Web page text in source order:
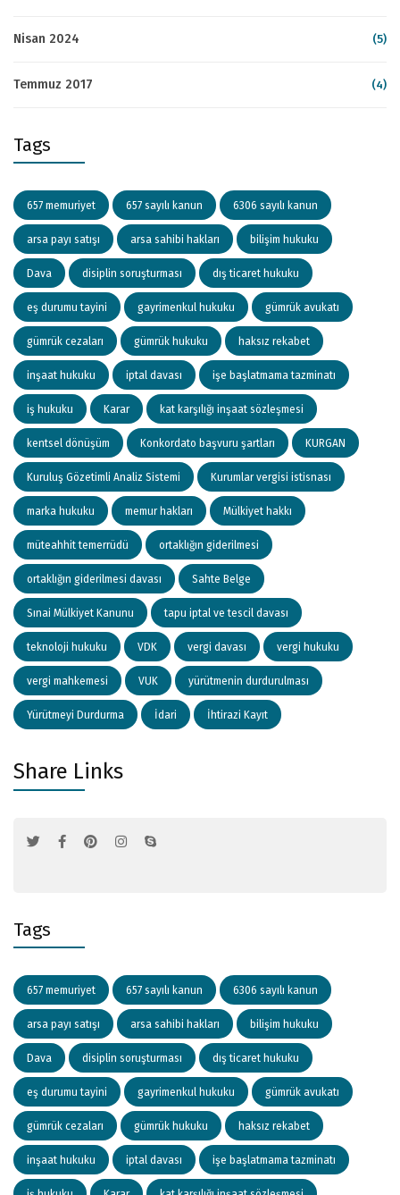
Nisan 2024 (5)
Temmuz 2017 (4)
Tags
657 memuriyet 657 sayılı kanun 6306 sayılı kanun
arsa payı satışı arsa sahibi hakları bilişim hukuku
Dava disiplin soruşturması dış ticaret hukuku
eş durumu tayini gayrimenkul hukuku gümrük avukatı
gümrük cezaları gümrük hukuku haksız rekabet
inşaat hukuku iptal davası işe başlatmama tazminatı
iş hukuku Karar kat karşılığı inşaat sözleşmesi
kentsel dönüşüm Konkordato başvuru şartları KURGAN
Kuruluş Gözetimli Analiz Sistemi Kurumlar vergisi istisnası
marka hukuku memur hakları Mülkiyet hakkı
müteahhit temerrüdü ortaklığın giderilmesi
ortaklığın giderilmesi davası Sahte Belge
Sınai Mülkiyet Kanunu tapu iptal ve tescil davası
teknoloji hukuku VDK vergi davası vergi hukuku
vergi mahkemesi VUK yürütmenin durdurulması
Yürütmeyi Durdurma İdari İhtirazi Kayıt
Share Links
Tags
657 memuriyet 657 sayılı kanun 6306 sayılı kanun
arsa payı satışı arsa sahibi hakları bilişim hukuku
Dava disiplin soruşturması dış ticaret hukuku
eş durumu tayini gayrimenkul hukuku gümrük avukatı
gümrük cezaları gümrük hukuku haksız rekabet
inşaat hukuku iptal davası işe başlatmama tazminatı